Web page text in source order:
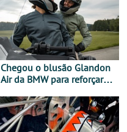
Chegou o blusão Glandon
Air da BMW para reforçar
verão